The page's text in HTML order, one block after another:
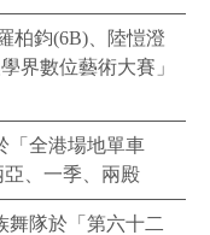
柏鈞(6B)、陸愷澄
界數位藝術大賽」
「全港場地單車
、一季、兩殿
舞隊於「第六十二